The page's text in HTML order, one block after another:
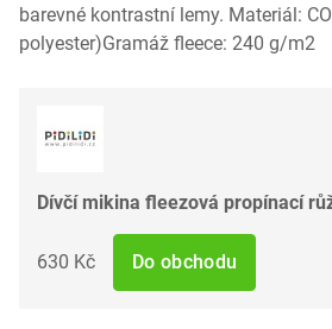
barevné kontrastní lemy. Materiál:
polyester)Gramáž fleece: 240 g/m2
Dívčí mikina fleezová propínací
630 Kč Do obchodu